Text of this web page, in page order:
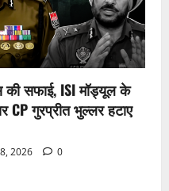
की सफाई, ISI मॉड्यूल के
गुरप्रीत भुल्लर हटाए
2026 0